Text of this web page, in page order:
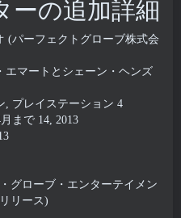
ーの追加詳細
(パーフェクトグローブ株式会
エマートとシェーン・ヘンズ
, プレイステーション 4
まで 14, 2013
グローブ・エンターテイメン
リース)